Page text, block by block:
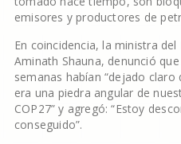
emisores y productores de
En coincidencia, la ministra
Aminath Shauna, denunció
semanas habían “dejado
era una piedra angular de
COP27” y agregó: “Estoy
conseguido”.